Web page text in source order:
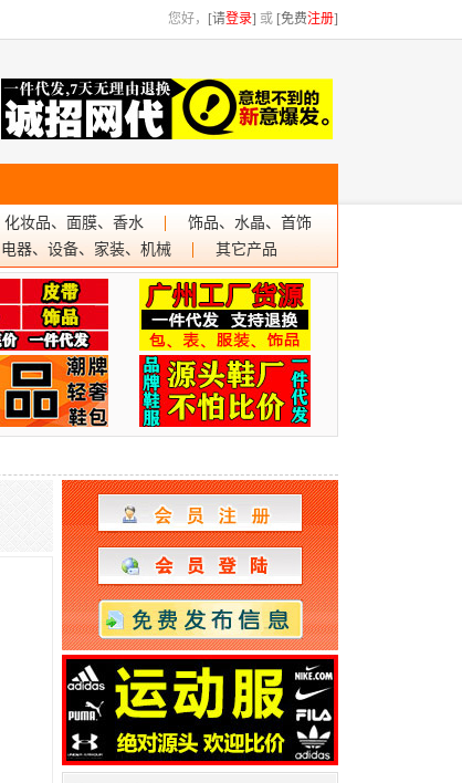
您好， [请登录] 或 [免费注册]
化妆品、面膜、香水
饰品、水晶、首饰
电器、设备、家装、机械 其它产品